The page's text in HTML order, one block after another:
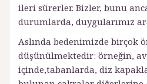
ileri sürerler. Bizler, bunu
durumlarda, duygularımız
Aslında bedenimizde birçok
düşünülmektedir: örneğin,
içinde,tabanlarda, diz